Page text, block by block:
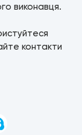
виконавця.
контакти